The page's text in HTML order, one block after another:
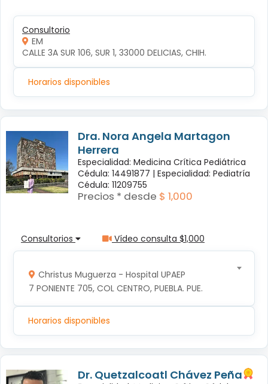
Consultorio
EM
CALLE 3A SUR 106, SUR 1, 33000 DELICIAS, CHIH.
Horarios disponibles
Dra. Nora Angela Martagon
Herrera
Especialidad: Medicina Crítica Pediátrica
Cédula: 14491877 | Especialidad: Pediatría
Cédula: 11209755
Precios * desde $ 1,000
Consultorios Vídeo consulta $1,000
Christus Muguerza - Hospital UPAEP
7 PONIENTE 705, COL CENTRO, PUEBLA. PUE.
Horarios disponibles
Dr. Quetzalcoatl Chávez Peña